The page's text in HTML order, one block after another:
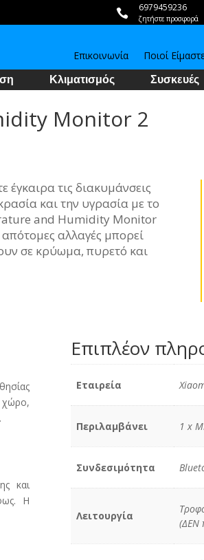
 6979459236
ζητήστε προσφορά
Επικοινωνία
Ποιοί
Κλιματισμός Συσκευές
Monitor 2
έγκαιρα τις διακυμάνσεις
και την υγρασία με το
and Humidity Monitor
αλλαγές μπορεί
σε κρύωμα, πυρετό και
χώρο,
και
Η
Επιπλέον
Εταιρεία
Περιλαμβάνει 1 x
Συνδεσιμότητα
Λειτουργία
(ΔΕΝ